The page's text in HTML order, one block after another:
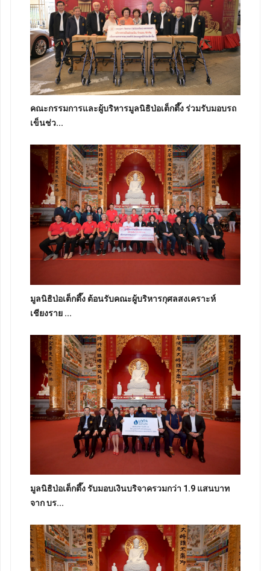
คณะกรรมการและผู้บริหารมูลนิธิป่อเต็กตึ๊ง ร่วมรับมอบรถ
เข็นช่ว...
มูลนิธิป่อเต็กตึ๊ง ต้อนรับคณะผู้บริหารกุศลสงเคราะห์
เชียงราย ...
มูลนิธิป่อเต็กตึ๊ง รับมอบเงินบริจาครวมกว่า 1.9 แสนบาท
จาก บร...